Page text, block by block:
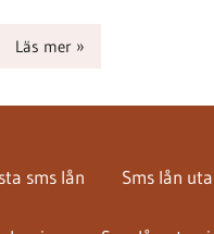
Läs mer
sms lån Sms lån